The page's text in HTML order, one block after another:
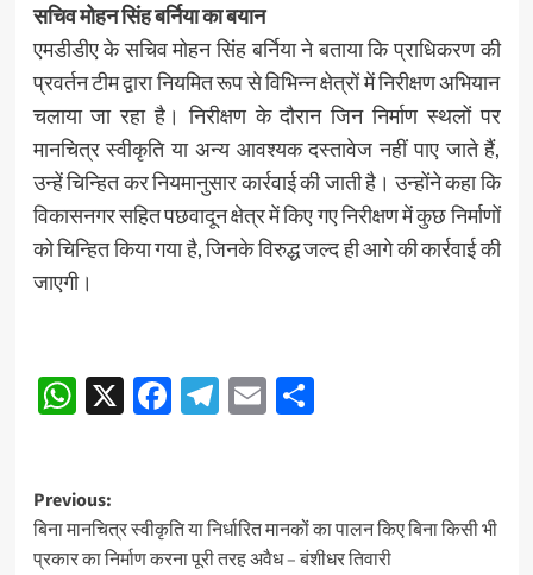
सचिव मोहन सिंह बर्निया का बयान
एमडीडीए के सचिव मोहन सिंह बर्निया ने बताया कि प्राधिकरण की
प्रवर्तन टीम द्वारा नियमित रूप से विभिन्न क्षेत्रों में निरीक्षण अभियान
चलाया जा रहा है। निरीक्षण के दौरान जिन निर्माण स्थलों पर
मानचित्र स्वीकृति या अन्य आवश्यक दस्तावेज नहीं पाए जाते हैं,
उन्हें चिन्हित कर नियमानुसार कार्रवाई की जाती है। उन्होंने कहा कि
विकासनगर सहित पछवादून क्षेत्र में किए गए निरीक्षण में कुछ निर्माणों
को चिन्हित किया गया है, जिनके विरुद्ध जल्द ही आगे की कार्रवाई की
जाएगी।
navigation
Post
navigation
WhatsApp
X Facebook
Telegram
EmailShare
Post
navigation
Previous:
बिना मानचित्र स्वीकृति या निर्धारित मानकों का पालन किए बिना किसी भी
प्रकार का निर्माण करना पूरी तरह अवैध – बंशीधर तिवारी